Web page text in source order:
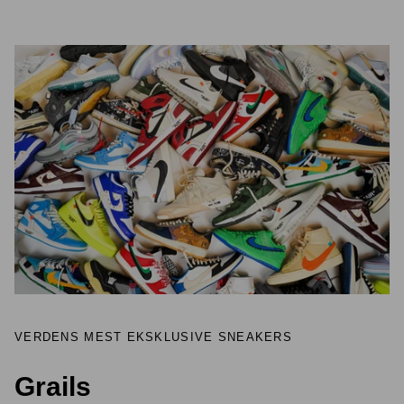
VERDENS MEST EKSKLUSIVE SNEAKERS
Grails